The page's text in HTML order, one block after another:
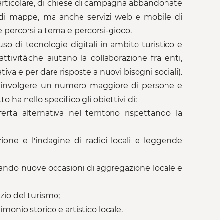
di chiese di campagna abbandonate
mappe, ma anche servizi web e mobile di
percorsi a tema e percorsi-gioco.
di tecnologie digitali in ambito turistico e
aiutano la collaborazione fra enti,
e per dare risposte a nuovi bisogni sociali).
un numero maggiore di persone e
ha nello specifico gli obiettivi di:
alternativa nel territorio rispettando la
e l'indagine di radici locali e leggende
nuove occasioni di aggregazione locale e
del turismo;
storico e artistico locale.